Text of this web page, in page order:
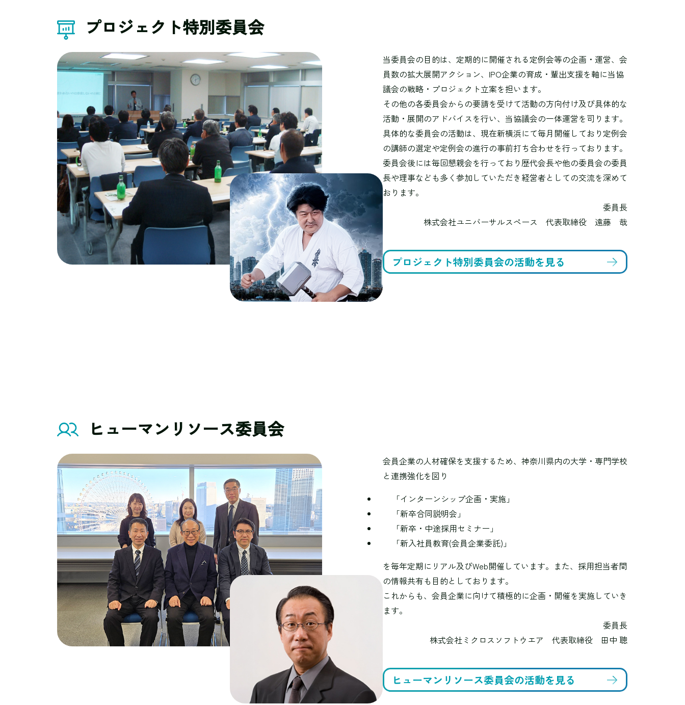
プロジェクト特別委員会
当委員会の目的は、定期的に開催される定例会等の企画・運営、会
員数の拡大展開アクション、IPO企業の育成・輩出支援を軸に当協
議会の戦略・プロジェクト立案を担います。
その他の各委員会からの要請を受けて活動の方向付け及び具体的な
活動・展開のアドバイスを行い、当協議会の一体運営を司ります。
具体的な委員会の活動は、現在新横浜にて毎月開催しており定例会
の講師の選定や定例会の進行の事前打ち合わせを行っております。
委員会後には毎回懇親会を行っており歴代会長や他の委員会の委員
長や理事なども多く参加していただき経営者としての交流を深めて
おります。
委員長
株式会社ユニバーサルスペース
代表取締役 遠藤 哉
プロジェクト特別委員会の活動を見る
ヒューマンリソース委員会
会員企業の人材確保を支援するため、神奈川県内の大学・専門学校
と連携強化を図り
「インターンシップ企画・実施」
「新卒合同説明会」
「新卒・中途採用セミナー」
「新入社員教育(会員企業委託)」
を毎年定期にリアル及びWeb開催しています。また、採用担当者間
の情報共有も目的としております。
これからも、会員企業に向けて積極的に企画・開催を実施していき
ます。
委員長
株式会社ミクロスソフトウエア
代表取締役 田中 聰
ヒューマンリソース委員会の活動を見る